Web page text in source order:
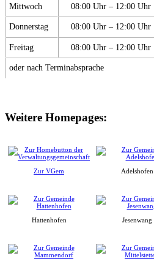
Mittwoch 08:00 Uhr – 12:00 Uhr
Donnerstag 08:00 Uhr – 12:00 Uhr
Freitag 08:00 Uhr – 12:00 Uhr
oder nach Terminabsprache
Weitere Homepages:
Zur VGem Adelshofen
Hattenhofen Jesenwang